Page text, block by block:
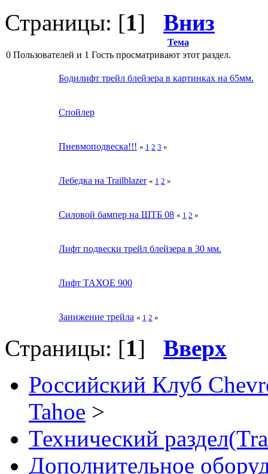
Страницы: [1] Вниз
Тема
0 Пользователей и 1 Гость просматривают этот раздел.
Бодилифт трейл блейзера в картинках на 65мм.
Спойлер
Пневмоподвеска!!! « 1 2 3 »
Лебедка на Trailblazer « 1 2 »
Силовой бампер на ШТБ 08 « 1 2 »
Лифт подвески трейл блейзера в 30 мм.
Лифт ТАХОЕ 900
Занижение трейла « 1 2 »
Страницы: [1] Вверх
Российский Клуб
Tahoe >
Технический
Дополнительное